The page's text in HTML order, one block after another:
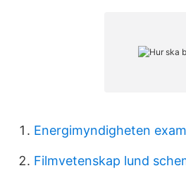
Energimyndigheten
Filmvetenskap lund